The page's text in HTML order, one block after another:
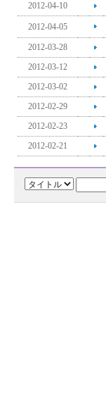
2012-04-10
2012-04-05
2012-03-28
2012-03-12
2012-03-02
2012-02-29
2012-02-23
2012-02-21